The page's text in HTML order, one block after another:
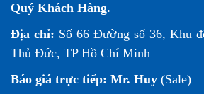
Quý Khách Hàng.
Địa chỉ: Số 66 Đường số 36, Khu
Thủ Đức, TP Hồ Chí Minh
Báo giá trực tiếp: Mr. Huy (Sale)